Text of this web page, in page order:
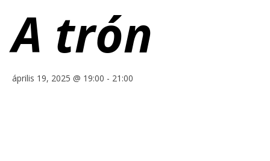
A trón
április 19, 2025 @ 19:00 - 21:00